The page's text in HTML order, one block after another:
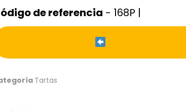
de referencia - 168P |
Tartas